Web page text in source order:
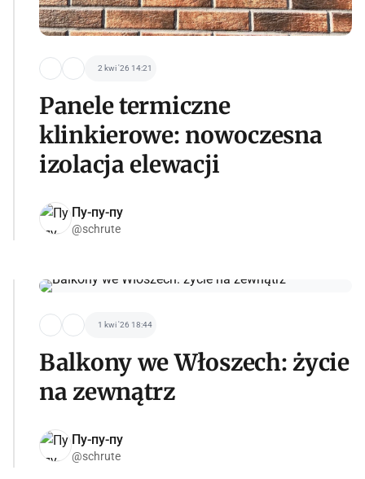
2 kwi '26 14:21
Panele termiczne
klinkierowe: nowoczesna
izolacja elewacji
Пу-пу-пу
@schrute
1 kwi '26 18:44
Balkony we Włoszech: życie
na zewnątrz
Пу-пу-пу
@schrute